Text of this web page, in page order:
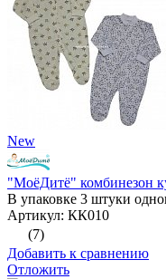
New
"МоёДитё" комбинезон
В упаковке 3 штуки
Артикул: КК010
(7)
Добавить к сравнению
Отложить